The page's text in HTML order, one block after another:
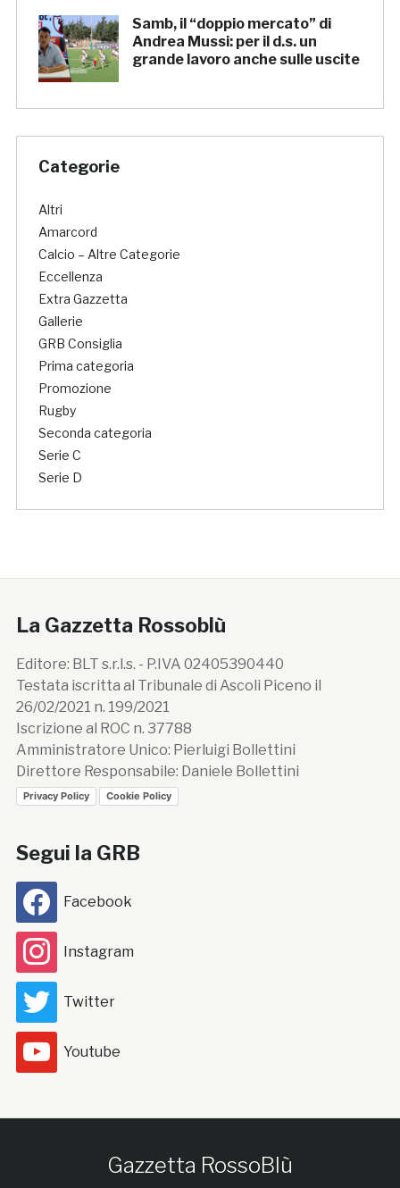
Samb, il “doppio mercato” di
Andrea Mussi: per il d.s. un
grande lavoro anche sulle uscite
Categorie
Altri
Amarcord
Calcio – Altre Categorie
Eccellenza
Extra Gazzetta
Gallerie
GRB Consiglia
Prima categoria
Promozione
Rugby
Seconda categoria
Serie C
Serie D
La Gazzetta Rossoblù
Editore: BLT s.r.l.s. - P.IVA 02405390440
Testata iscritta al Tribunale di Ascoli Piceno il
26/02/2021 n. 199/2021
Iscrizione al ROC n. 37788
Amministratore Unico: Pierluigi Bollettini
Direttore Responsabile: Daniele Bollettini
Privacy Policy Cookie Policy
Segui la GRB
Facebook
Instagram
Twitter
Youtube
Gazzetta RossoBlù